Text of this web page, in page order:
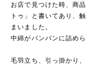
お店で見つけた時、商
トゥ」と書いてあり、
まいました。
中綿がパンパンに詰め
毛羽立ち、引っ掛かり